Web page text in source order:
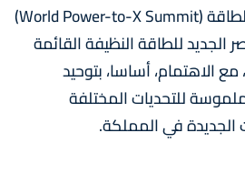
وتعتبر القمة العالمية للطاقة (World Power-to-X Summit)
للطاقة النظيفة القائمة
الاهتمام، أساسا، بتوحيد
للتحديات المختلفة
الجديدة في المملكة.